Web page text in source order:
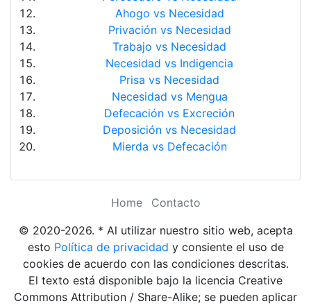
Ahogo vs Necesidad
Privación vs Necesidad
Trabajo vs Necesidad
Necesidad vs Indigencia
Prisa vs Necesidad
Necesidad vs Mengua
Defecación vs Excreción
Deposición vs Necesidad
Mierda vs Defecación
Home
Contacto
© 2020-2026. * Al utilizar nuestro sitio web, acepta
esto Política de privacidad y consiente el uso de
cookies de acuerdo con las condiciones descritas.
El texto está disponible bajo la licencia Creative
Commons Attribution / Share-Alike; se pueden aplicar